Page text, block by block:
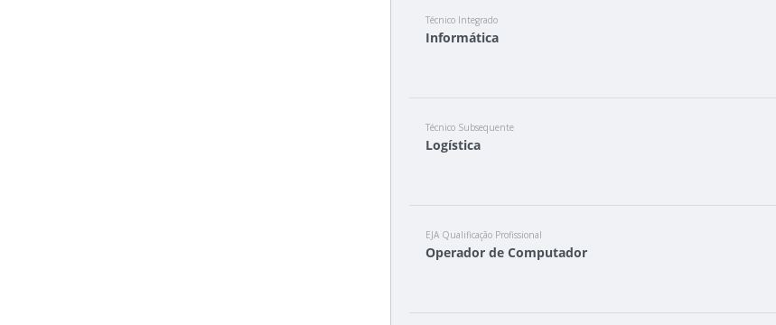
Técnico Integrado
Informática
Técnico Subsequente
Logística
EJA Qualificação Profissional
Operador de Computador